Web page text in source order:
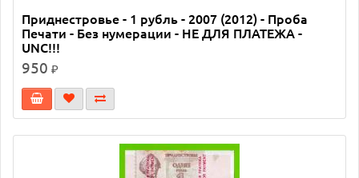
Приднестровье - 1 рубль - 2007 (2012) - Проба
Печати - Без нумерации - НЕ ДЛЯ ПЛАТЕЖА -
UNC!!!
950 ₽